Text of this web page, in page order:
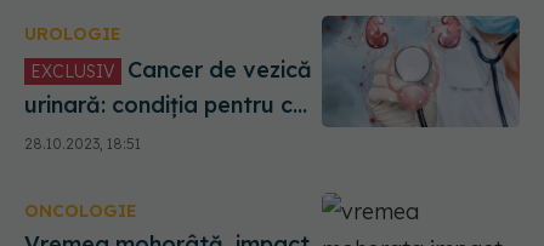
UROLOGIE
EXCLUSIV
urinară: condiția pentru ca
pacientul să nu ajungă la
cuțit. Bogdan Pârlițeanu:
bătălie
28.10.2023, 18:51
ONCOLOGIE